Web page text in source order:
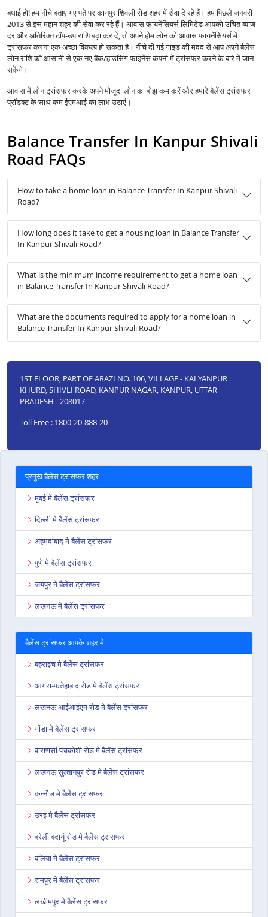
बधाई हो! हम नीचे बताए गए पते पर कानपुर शिवली रोड शहर में सेवा दे रहे हैं। हम पिछले जनवरी
2013 से इस महान शहर की सेवा कर रहे हैं। आवास फायनेंसियर्स लिमिटेड आपको उचित ब्याज
दर और अतिरिक्त टॉप-उप राशि बढ़ा कर दे, तो अपने होम लोन को आवास फायनेंसियर्स में
ट्रांसफर करना एक अच्छा विकल्प हो सकता है। नीचे दी गई गाइड की मदद से आप अपने बैलेंस
लोन राशि को आसानी से एक नए बैंक/हाउसिंग फाइनेंस कंपनी में ट्रांसफर करने के बारे में जान
सकेंगे।
आवास मेंलोनट्रांसफर करके अपने मौजूदा लोन का बोझ कम करें और हमारे बैलेंस ट्रांसफर
प्रॉडक्ट के साथ कम ईएमआई का लाभ उठाएं।
Balance Transfer In Kanpur Shivali
Road FAQs
How to take a home loan in Balance Transfer In Kanpur Shivali
Road?
How long does it take to get a housing loan in Balance Transfer
In Kanpur Shivali Road?
What is the minimum income requirement to get a home loan
in Balance Transfer In Kanpur Shivali Road?
What are the documents required to apply for a home loan in
Balance Transfer In Kanpur Shivali Road?
1ST FLOOR, PART OF ARAZI NO. 106, VILLAGE - KALYANPUR
KHURD, SHIVLI ROAD, KANPUR NAGAR, KANPUR, UTTAR
PRADESH - 208017
Toll Free : 1800-20-888-20
प्रमुख बैलेंस ट्रांसफर शहर
मुंबई मे बैलेंस ट्रांसफर
दिल्ली मे बैलेंस ट्रांसफर
अहमदाबाद मे बैलेंस ट्रांसफर
पुणे मे बैलेंस ट्रांसफर
जयपुर मे बैलेंस ट्रांसफर
लखनऊ मे बैलेंस ट्रांसफर
बैलेंस ट्रांसफर आपके शहर मे
बहराइच मे बैलेंस ट्रांसफर
आगरा-फतेहाबाद रोड मे बैलेंस ट्रांसफर
लखनऊ आईआईएम रोड मे बैलेंस ट्रांसफर
गोंडा मे बैलेंस ट्रांसफर
वाराणसी पंचकोशी रोड मे बैलेंस ट्रांसफर
लखनऊ सुल्तानपुर रोड मे बैलेंस ट्रांसफर
कन्नौज मे बैलेंस ट्रांसफर
उरई मे बैलेंस ट्रांसफर
बरेली बदायूं रोड मे बैलेंस ट्रांसफर
बलिया मे बैलेंस ट्रांसफर
रामपुर मे बैलेंस ट्रांसफर
लखीमपुर मे बैलेंस ट्रांसफर